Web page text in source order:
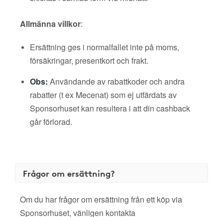
Allmänna villkor:
Ersättning ges i normalfallet inte på moms,
försäkringar, presentkort och frakt.
Obs: Användande av rabattkoder och andra
rabatter (t ex Mecenat) som ej utfärdats av
Sponsorhuset kan resultera i att din cashback
går förlorad.
Frågor om ersättning?
Om du har frågor om ersättning från ett köp via
Sponsorhuset, vänligen kontakta